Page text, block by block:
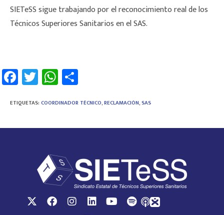
SIETeSS sigue trabajando por el reconocimiento real de los
Técnicos Superiores Sanitarios en el SAS.
Fa
ce
b
o
T
wi
tt
er
W
h
at
sA
p
m
p
tir
ETIQUETAS: COORDINADOR TÉCNICO,RECLAMACIÓN,SAS